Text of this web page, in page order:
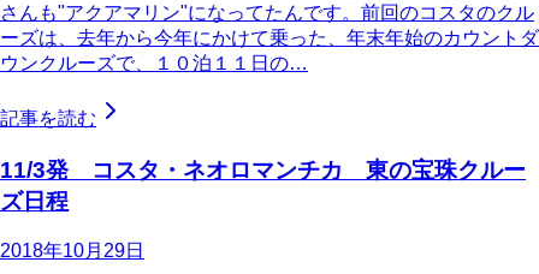
さんも"アクアマリン"になってたんです。前回のコスタのクル
ーズは、去年から今年にかけて乗った、年末年始のカウントダ
ウンクルーズで、１０泊１１日の…
記事を読む
11/3発 コスタ・ネオロマンチカ 東の宝珠クルー
ズ日程
2018年10月29日